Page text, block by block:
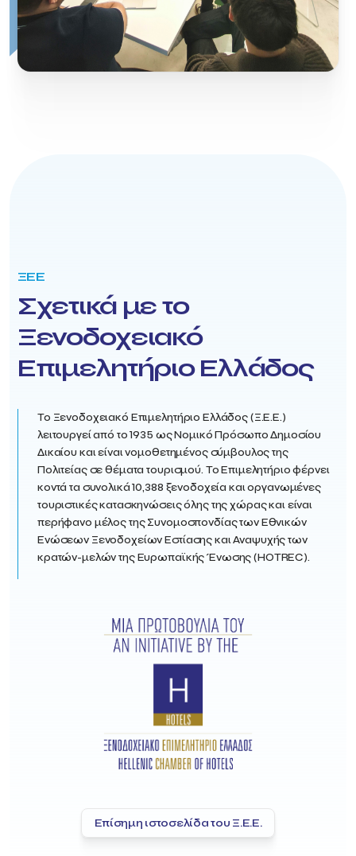
Επίσημη ιστοσελίδα του Ξ.Ε.Ε.
ΞΕΕ
Σχετικά με το
Ξενοδοχειακό
Επιμελητήριο Ελλάδος
Το Ξενοδοχειακό Επιμελητήριο Ελλάδος (Ξ.Ε.Ε.)
λειτουργεί από το 1935 ως Νομικό Πρόσωπο Δημοσίου
Δικαίου και είναι νομοθετημένος σύμβουλος της
Πολιτείας σε θέματα τουρισμού. Το Επιμελητήριο φέρνει
κοντά τα συνολικά 10,388 ξενοδοχεία και οργανωμένες
τουριστικές κατασκηνώσεις όλης της χώρας και είναι
περήφανο μέλος της Συνομοσπονδίας των Εθνικών
Ενώσεων Ξενοδοχείων Εστίασης και Αναψυχής των
κρατών-μελών της Ευρωπαϊκής Ένωσης (HOTREC).